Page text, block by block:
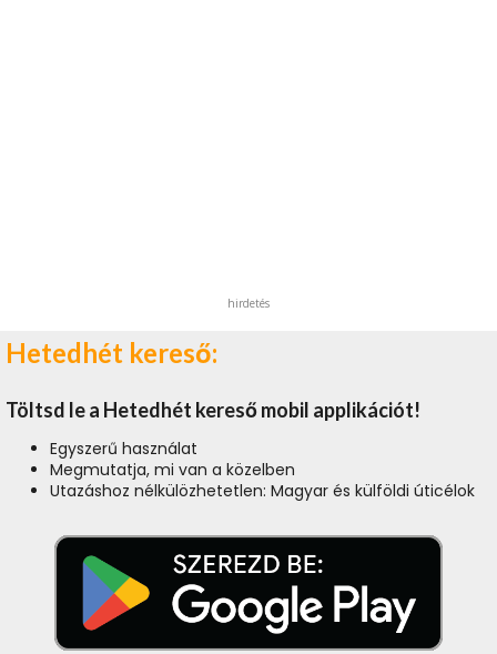
hirdetés
Hetedhét kereső:
Töltsd le a Hetedhét kereső mobil applikációt!
Egyszerű használat
Megmutatja, mi van a közelben
Utazáshoz nélkülözhetetlen: Magyar és külföldi úticélok